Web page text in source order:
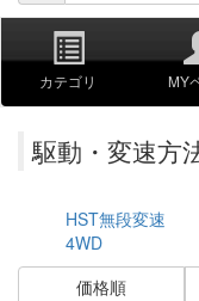
カテゴリ MY
駆動・変速方
HST無段変速
4WD
価格順